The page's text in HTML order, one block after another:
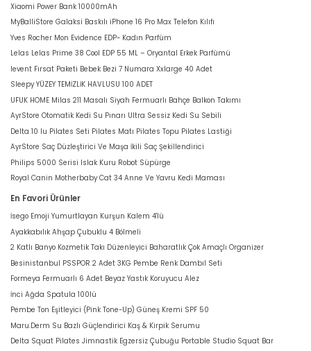
Xiaomi Power Bank 10000mAh
MyBalliStore Galaksi Baskılı iPhone 16 Pro Max Telefon Kılıfı
Yves Rocher Mon Evidence EDP- Kadın Parfüm
Lelas Lelas Prime 38 Cool EDP 55 ML – Oryantal Erkek Parfümü
levent Fırsat Paketi Bebek Bezi 7 Numara Xxlarge 40 Adet
Sleepy YÜZEY TEMİZLİK HAVLUSU 100 ADET
UFUK HOME Milas 211 Masalı Siyah Fermuarlı Bahçe Balkon Takımı
AyrStore Otomatik Kedi Su Pınarı Ultra Sessiz Kedi Su Sebili
Delta 10 lu Pilates Seti Pilates Matı Pilates Topu Pilates Lastiği
AyrStore Saç Düzleştirici Ve Maşa İkili Saç Şekillendirici
Philips 5000 Serisi Islak Kuru Robot Süpürge
Royal Canin Motherbaby Cat 34 Anne Ve Yavru Kedi Maması
En Favori Ürünler
İsego Emoji Yumurtlayan Kurşun Kalem 4'lü
Ayakkabılık Ahşap Çubuklu 4 Bölmeli
2 Katlı Banyo Kozmetik Takı Düzenleyici Baharatlık Çok Amaçlı Organizer
Besinistanbul PSSPOR 2 Adet 3KG Pembe Renk Dambıl Seti
Formeya Fermuarlı 6 Adet Beyaz Yastık Koruyucu Alez
İnci Ağda Spatula 100lü
Pembe Ton Eşitleyici (Pink Tone-Up) Güneş Kremi SPF 50
Maru.Derm Su Bazlı Güçlendirici Kaş & Kirpik Serumu
Delta Squat Pilates Jimnastik Egzersiz Çubuğu Portable Studio Squat Bar